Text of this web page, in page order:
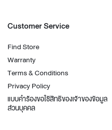
Customer Service
Find Store
Warranty
Terms & Conditions
Privacy Policy
แบบคำร้องขอใช้สิทธิของเจ้าของข้อมูล
ส่วนบุคคล